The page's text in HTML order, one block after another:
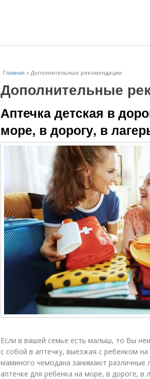
Главная » Дополнительные рекомендации
Дополнительные
Аптечка детская в
море, в дорогу, в
Если в вашей семье есть малыш, то Вы
с собой в аптечку, выезжая с ребенком
маминого чемодана занимают различные
аптечке для ребенка на море, в дороге,